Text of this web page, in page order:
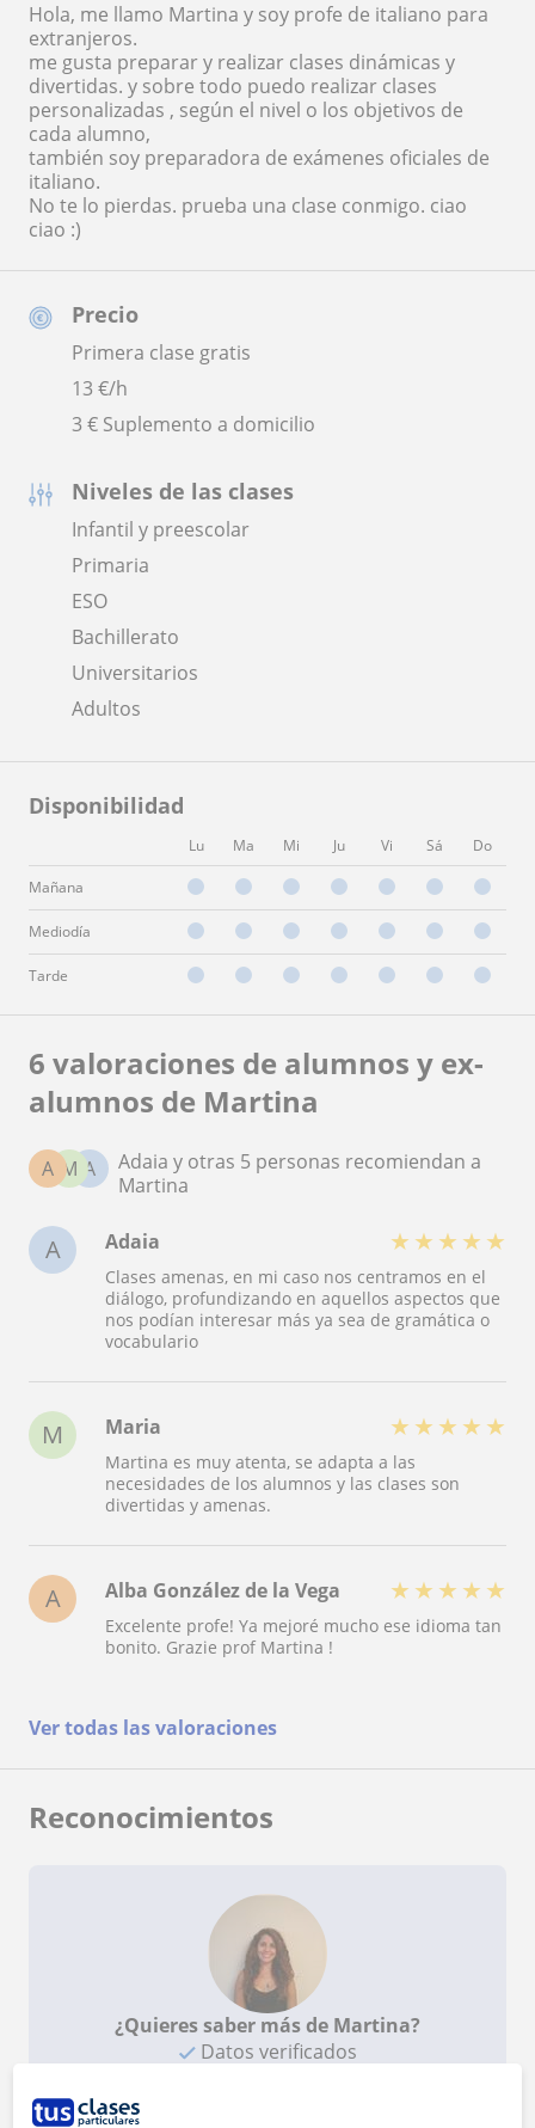
Precio
Primera clase gratis
13 €/h
3 € Suplemento a domicilio
Niveles de las clases
Infantil y preescolar
Primaria
ESO
Bachillerato
Universitarios
Adultos
Disponibilidad
Lu Ma Mi Ju Vi Sá Do
Mañana
Mediodía
Tarde
Hola, me llamo Martina y soy profe de italiano para
extranjeros.
me gusta preparar y realizar clases dinámicas y
divertidas. y sobre todo puedo realizar clases
personalizadas , según el nivel o los objetivos de
cada alumno,
también soy preparadora de exámenes oficiales de
italiano.
No te lo pierdas. prueba una clase conmigo. ciao
ciao :)
6 valoraciones de alumnos y ex-
alumnos de Martina
A
M
A
Adaia y otras 5 personas recomiendan a
Martina
A Adaia ★ ★ ★ ★ ★
Clases amenas, en mi caso nos centramos en el
diálogo, profundizando en aquellos aspectos que
nos podían interesar más ya sea de gramática o
vocabulario
M Maria ★ ★ ★ ★ ★
Martina es muy atenta, se adapta a las
necesidades de los alumnos y las clases son
divertidas y amenas.
A Alba González de la Vega ★ ★ ★ ★ ★
Excelente profe! Ya mejoré mucho ese idioma tan
bonito. Grazie prof Martina !
Ver todas las valoraciones
Reconocimientos
¿Quieres saber más de Martina?
Datos verificados